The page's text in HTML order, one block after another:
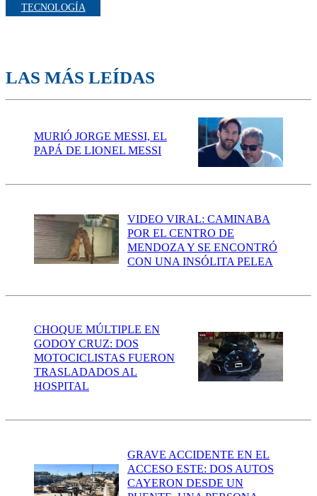
TECNOLOGÍA
LAS MÁS LEÍDAS
MURIÓ JORGE MESSI, EL
PAPÁ DE LIONEL MESSI
VIDEO VIRAL: CAMINABA
POR EL CENTRO DE
MENDOZA Y SE ENCONTRÓ
CON UNA INSÓLITA PELEA
CHOQUE MÚLTIPLE EN
GODOY CRUZ: DOS
MOTOCICLISTAS FUERON
TRASLADADOS AL
HOSPITAL
GRAVE ACCIDENTE EN EL
ACCESO ESTE: DOS AUTOS
CAYERON DESDE UN